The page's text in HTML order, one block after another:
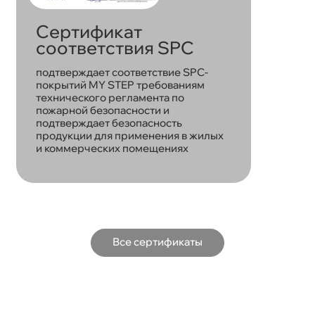
Сертификат
соответствия SPC
подтверждает соответствие SPC-
покрытий MY STEP требованиям
технического регламента по
пожарной безопасности и
подтверждает безопасность
продукции для применения в жилых
и коммерческих помещениях
Все сертификаты